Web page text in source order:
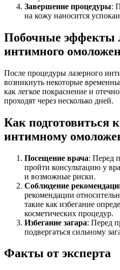
Завершение процедуры:
на кожу наносится
Побочные эффекты
интимного
После процедуры лазерного
возникнуть некоторые
как легкое покраснение и
проходят через несколько дней.
Как подготовиться
интимному
Посещение врача: Перед
пройти консультацию у
и возможные риски.
Соблюдение
рекомендации
такие как избегание
косметических процедур.
Избегание загара: Перед
подвергаться сильному
Факты от эксперта